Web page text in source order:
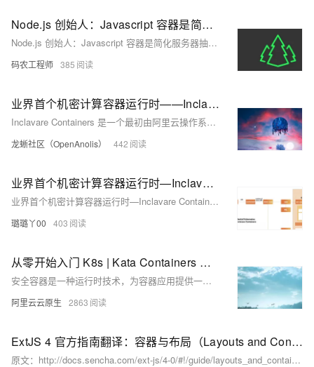
Node.js 创始人：Javascript 容器是简化服务器抽象的“先驱”践行者
Node.js 创始人：Javascript 容器是简化服务器抽象的“先驱”践行者
码农工程师 385
业界首个机密计算容器运行时——Inclavare Containers正式进入CNCF！
Inclavare Containers 是一个最初由阿里云操作系统安全团队和云原生容器平台团队共同研发，并联合 Intel 共同打造的业界首个面向机密计算场景的开源容器运行时项目。同时，Inclavare Containers 也已成为龙蜥社区云原生机密计算 SIG 的项目之一。
龙蜥社区（OpenAnolis） 442
业界首个机密计算容器运行时—Inclavare Containers正式进入CNCF！
业界首个机密计算容器运行时—Inclavare Containers正式进入CNCF！
璐璐丫00 403
从零开始入门 K8s | Kata Containers 创始人带你入门安全容器技术
安全容器是一种运行时技术，为容器应用提供一个完整的操作系统执行环境（常常是 Linux ABI），但将应用的执行与宿主机操作系统隔离开，避免应用直接访问主机资源，从而可以在容器主机之间或容器之间提供额外的保护。这就是我们的安全容器。
阿里云云原生 2863
ExtJS 4 官方指南翻译：容器与布局（Layouts and Containers）
原文：http://docs.sencha.com/ext-js/4-0/#!/guide/layouts_and_containers 翻译：frank/sp42 转载请保留本页信息 布局系统是 Ext JS 的最强大的部分之一。